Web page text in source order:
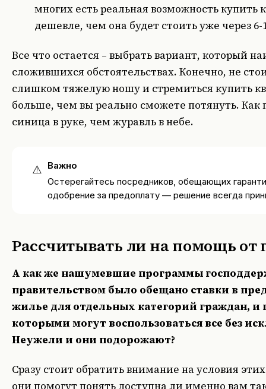
многих есть реальная возможность купить
дешевле, чем она будет стоить уже через 6-
Все что остается – выбрать вариант, который
сложившихся обстоятельствах. Конечно, не
слишком тяжелую ношу и стремиться купить
больше, чем вы реально сможете потянуть. Как
синица в руке, чем журавль в небе.
⚠️
Важно
Остерегайтесь посредников, обещающих
одобрение за предоплату — решение всегда
Рассчитывать ли на помощь от
А как же нашумевшие программы
правительством было обещано ставки в
жилье для отдельных категорий граждан,
которыми могут воспользоваться все без
Неужели и они подорожают?
Сразу стоит обратить внимание на условия
они помогут понять доступна ли именно вам